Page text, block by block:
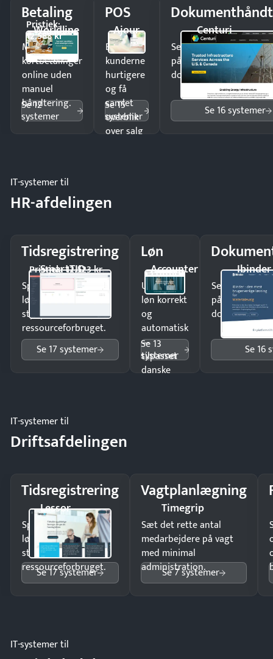
Betaling
Worldline
Pristjek:
12.588 kr
Modtag
kortbetalinger
online uden
manuel
håndtering.
Se 12
systemer
POS
Ajour
Ekspedér
kunderne
hurtigere
og få
samlet
overblik
over salg
Se 15
systemer
Centuri
Send kontrakter til
på minutter og mist
dokumenter.
Se 16 systemer
IT-systemer til
HR-afdelingen
Tidsregistrering
SmartTID
Pristjek: 12.523 kr
Spar tid på
lønberegning og få
styr på
ressourceforbruget.
Se 17 systemer
Løn
Accounter
Udbetal
løn korrekt
og
automatisk
—
tilpasset
danske
Se 13
systemer
Ibinder
Send
på minutter
dokumenter.
Se 16
IT-systemer til
Driftsafdelingen
Tidsregistrering
Lessor
Spar tid på
lønberegning og få
styr på
ressourceforbruget.
Se 17 systemer
Vagtplanlægning
Timegrip
Sæt det rette antal
medarbejdere på vagt
med minimal
administration.
Se 7 systemer
IT-systemer til